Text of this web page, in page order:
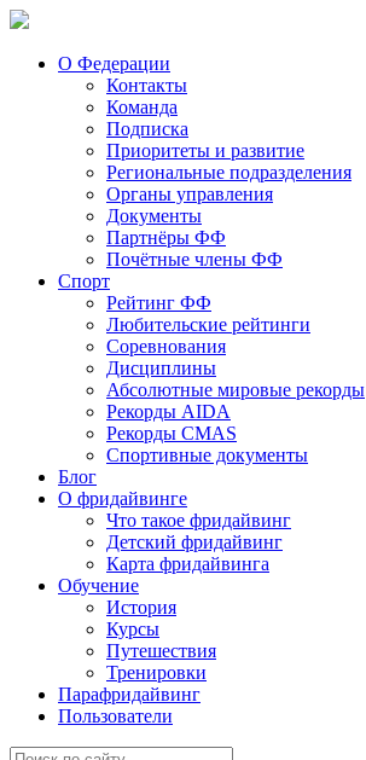
О Федерации
Контакты
Команда
Подписка
Приоритеты и развитие
Региональные подразделения
Органы управления
Документы
Партнёры ФФ
Почётные члены ФФ
Спорт
Рейтинг ФФ
Любительские рейтинги
Соревнования
Дисциплины
Абсолютные мировые рекорды
Рекорды AIDA
Рекорды CMAS
Спортивные документы
Блог
О фридайвинге
Что такое фридайвинг
Детский фридайвинг
Карта фридайвинга
Обучение
История
Курсы
Путешествия
Тренировки
Парафридайвинг
Пользователи